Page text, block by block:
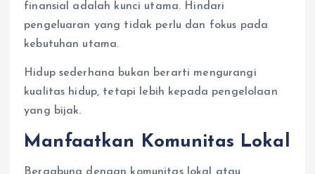
finansial adalah kunci utama. Hindari
pengeluaran yang tidak perlu dan fokus pada
kebutuhan utama.
Hidup sederhana bukan berarti mengurangi
kualitas hidup, tetapi lebih kepada pengelolaan
yang bijak.
Manfaatkan Komunitas Lokal
Bergabung dengan komunitas lokal atau